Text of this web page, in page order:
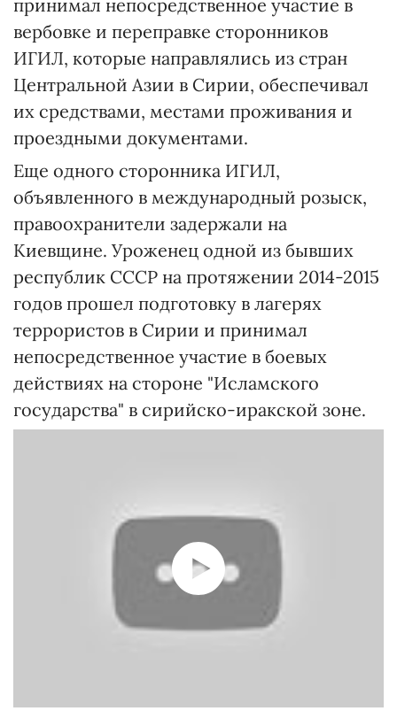
принимал непосредственное участие в
вербовке и переправке сторонников
ИГИЛ, которые направлялись из стран
Центральной Азии в Сирии, обеспечивал
их средствами, местами проживания и
проездными документами.
Еще одного сторонника ИГИЛ,
объявленного в международный розыск,
правоохранители задержали на
Киевщине. Уроженец одной из бывших
республик СССР на протяжении 2014-2015
годов прошел подготовку в лагерях
террористов в Сирии и принимал
непосредственное участие в боевых
действиях на стороне "Исламского
государства" в сирийско-иракской зоне.